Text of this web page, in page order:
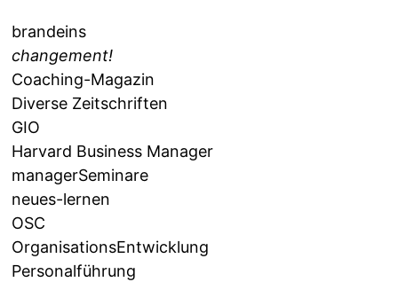
brandeins
changement!
Coaching-Magazin
Diverse Zeitschriften
GIO
Harvard Business Manager
managerSeminare
neues-lernen
OSC
OrganisationsEntwicklung
Personalführung